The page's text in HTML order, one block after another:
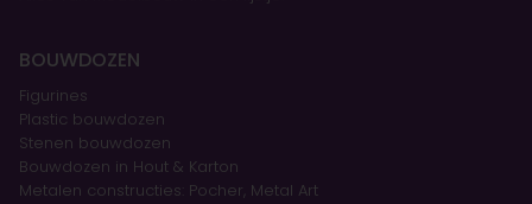
BOUWDOZEN
Figurines
Plastic bouwdozen
Stenen bouwdozen
Bouwdozen in Hout & Karton
Metalen constructies: Pocher, Metal Art